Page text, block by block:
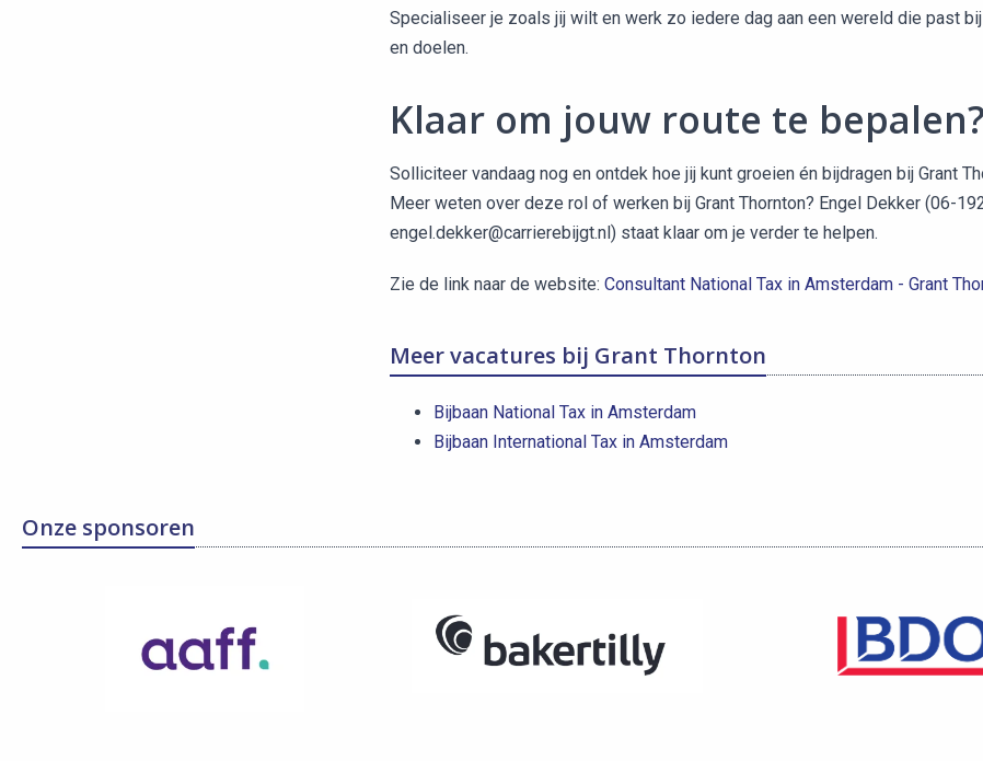
Specialiseer je zoals jij wilt en werk zo iedere dag aan een wereld die past
en doelen.
Klaar om jouw route te bepalen?
Solliciteer vandaag nog en ontdek hoe jij kunt groeien én bijdragen bij Grant
Meer weten over deze rol of werken bij Grant Thornton? Engel Dekker (06-
engel.dekker@carrierebijgt.nl) staat klaar om je verder te helpen.
Zie de link naar de website: Consultant National Tax in Amsterdam - Grant
Meer vacatures bij Grant Thornton
Bijbaan National Tax in Amsterdam
Bijbaan International Tax in Amsterdam
Onze sponsoren